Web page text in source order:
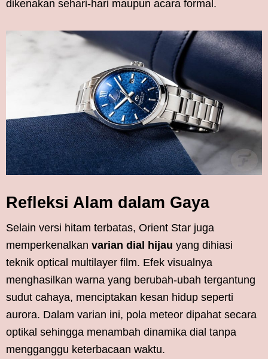
dikenakan sehari-hari maupun acara formal.
Refleksi Alam dalam Gaya
Selain versi hitam terbatas, Orient Star juga
memperkenalkan varian dial hijau yang dihiasi
teknik optical multilayer film. Efek visualnya
menghasilkan warna yang berubah-ubah tergantung
sudut cahaya, menciptakan kesan hidup seperti
aurora. Dalam varian ini, pola meteor dipahat secara
optikal sehingga menambah dinamika dial tanpa
mengganggu keterbacaan waktu.